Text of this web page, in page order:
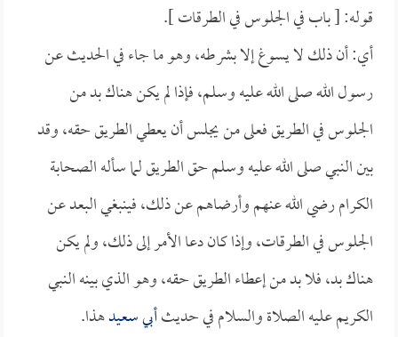
قوله: [ باب في الجلوس في الطرقات ].
أي: أن ذلك لا يسوغ إلا بشرطه، وهو ما جاء في الحديث عن
رسول الله صلى الله عليه وسلم، فإذا لم يكن هناك بد من
الجلوس في الطريق فعلى من يجلس أن يعطي الطريق حقه، وقد
بين النبي صلى الله عليه وسلم حق الطريق لما سأله الصحابة
الكرام رضي الله عنهم وأرضاهم عن ذلك، فينبغي البعد عن
الجلوس في الطرقات، وإذا كان دعا الأمر إلى ذلك، ولم يكن
هناك بد، فلا بد من إعطاء الطريق حقه، وهو الذي بينه النبي
الكريم عليه الصلاة والسلام في حديثأبي سعيدهذا.